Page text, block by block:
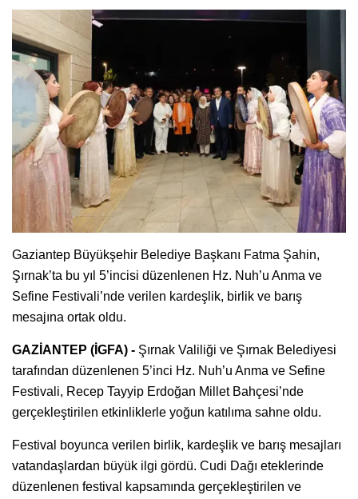
Gaziantep Büyükşehir Belediye Başkanı Fatma Şahin,
Şırnak’ta bu yıl 5’incisi düzenlenen Hz. Nuh’u Anma ve
Sefine Festivali’nde verilen kardeşlik, birlik ve barış
mesajına ortak oldu.
GAZİANTEP (İGFA) - Şırnak Valiliği ve Şırnak Belediyesi
tarafından düzenlenen 5’inci Hz. Nuh’u Anma ve Sefine
Festivali, Recep Tayyip Erdoğan Millet Bahçesi’nde
gerçekleştirilen etkinliklerle yoğun katılıma sahne oldu.
Festival boyunca verilen birlik, kardeşlik ve barış mesajları
vatandaşlardan büyük ilgi gördü. Cudi Dağı eteklerinde
düzenlenen festival kapsamında gerçekleştirilen ve